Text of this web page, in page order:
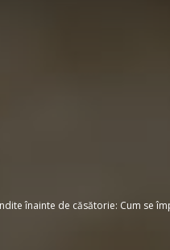
înainte de căsătorie: Cum se